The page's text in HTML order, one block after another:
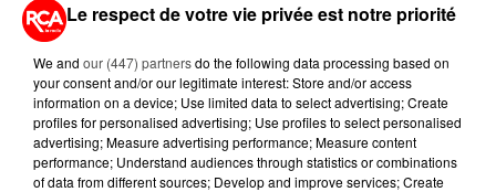
MANGER LE MATIN ?
11h03
WEEK-END ROUGE SUR LES
ROUTES : LE GRAND OUEST SE
PRÉPARE À UN...
6 août 2026
Le respect de votre vie privée est notre priorité
We and our (447) partnersdo the following data processing based on
your consent and/or our legitimate interest: Store and/or access
information on a device; Use limited data to select advertising; Create
profiles for personalised advertising; Use profiles to select personalised
advertising; Measure advertising performance; Measure content
performance; Understand audiences through statistics or combinations
of data from different sources; Develop and improve services; Create